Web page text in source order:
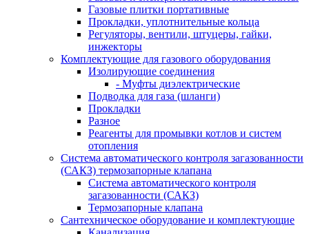
Газовые плитки портативные
Прокладки, уплотнительные кольца
Регуляторы, вентили, штуцеры, гайки,
инжекторы
Комплектующие для газового оборудования
Изолирующие соединения
- Муфты диэлектрические
Подводка для газа (шланги)
Прокладки
Разное
Реагенты для промывки котлов и систем
отопления
Система автоматического контроля загазованности
(САКЗ) термозапорные клапана
Система автоматического контроля
загазованности (САКЗ)
Термозапорные клапана
Сантехническое оборудование и комплектующие